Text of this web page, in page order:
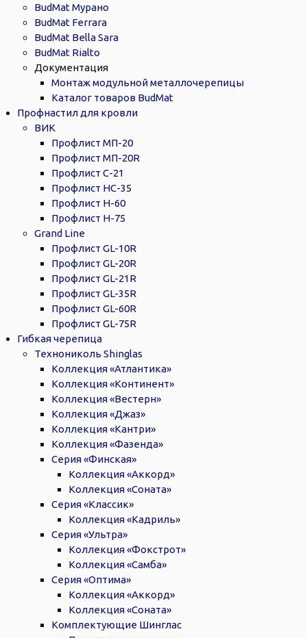
BudMat Мурано
BudMat Ferrara
BudMat Bella Sara
BudMat Rialto
Документация
Монтаж модульной металлочерепицы
Каталог товаров BudMat
Профнастил для кровли
ВИК
Профлист МП-20
Профлист МП-20R
Профлист С-21
Профлист НС-35
Профлист Н-60
Профлист Н-75
Grand Line
Профлист GL-10R
Профлист GL-20R
Профлист GL-21R
Профлист GL-35R
Профлист GL-60R
Профлист GL-75R
Гибкая черепица
Технониколь Shinglas
Коллекция «Атлантика»
Коллекция «Континент»
Коллекция «Вестерн»
Коллекция «Джаз»
Коллекция «Кантри»
Коллекция «Фазенда»
Серия «Финская»
Коллекция «Аккорд»
Коллекция «Соната»
Серия «Классик»
Коллекция «Кадриль»
Серия «Ультра»
Коллекция «Фокстрот»
Коллекция «Самба»
Серия «Оптима»
Коллекция «Аккорд»
Коллекция «Соната»
Комплектующие Шинглас